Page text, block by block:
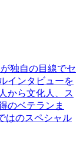
独自の目線でセ
インタビューを
から文化人、ス
のベテランま
はのスペシャル